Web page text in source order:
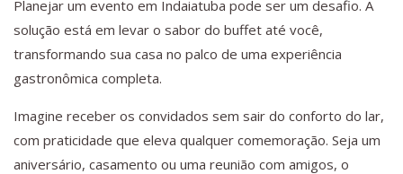
Planejar um evento em Indaiatuba pode ser um desafio. A
solução está em levar o sabor do buffet até você,
transformando sua casa no palco de uma experiência
gastronômica completa.
Imagine receber os convidados sem sair do conforto do lar,
com praticidade que eleva qualquer comemoração. Seja um
aniversário, casamento ou uma reunião com amigos, o